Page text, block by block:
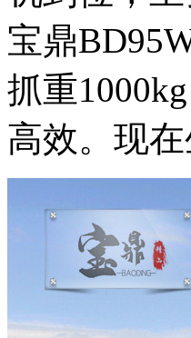
宝鼎
抓重
高效。现